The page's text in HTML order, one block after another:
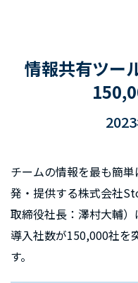
情報共有ツー
チームの情報を最も簡
発・提供する株式会社
取締役社長：澤村大輔
導入社数が150,000社を
す。